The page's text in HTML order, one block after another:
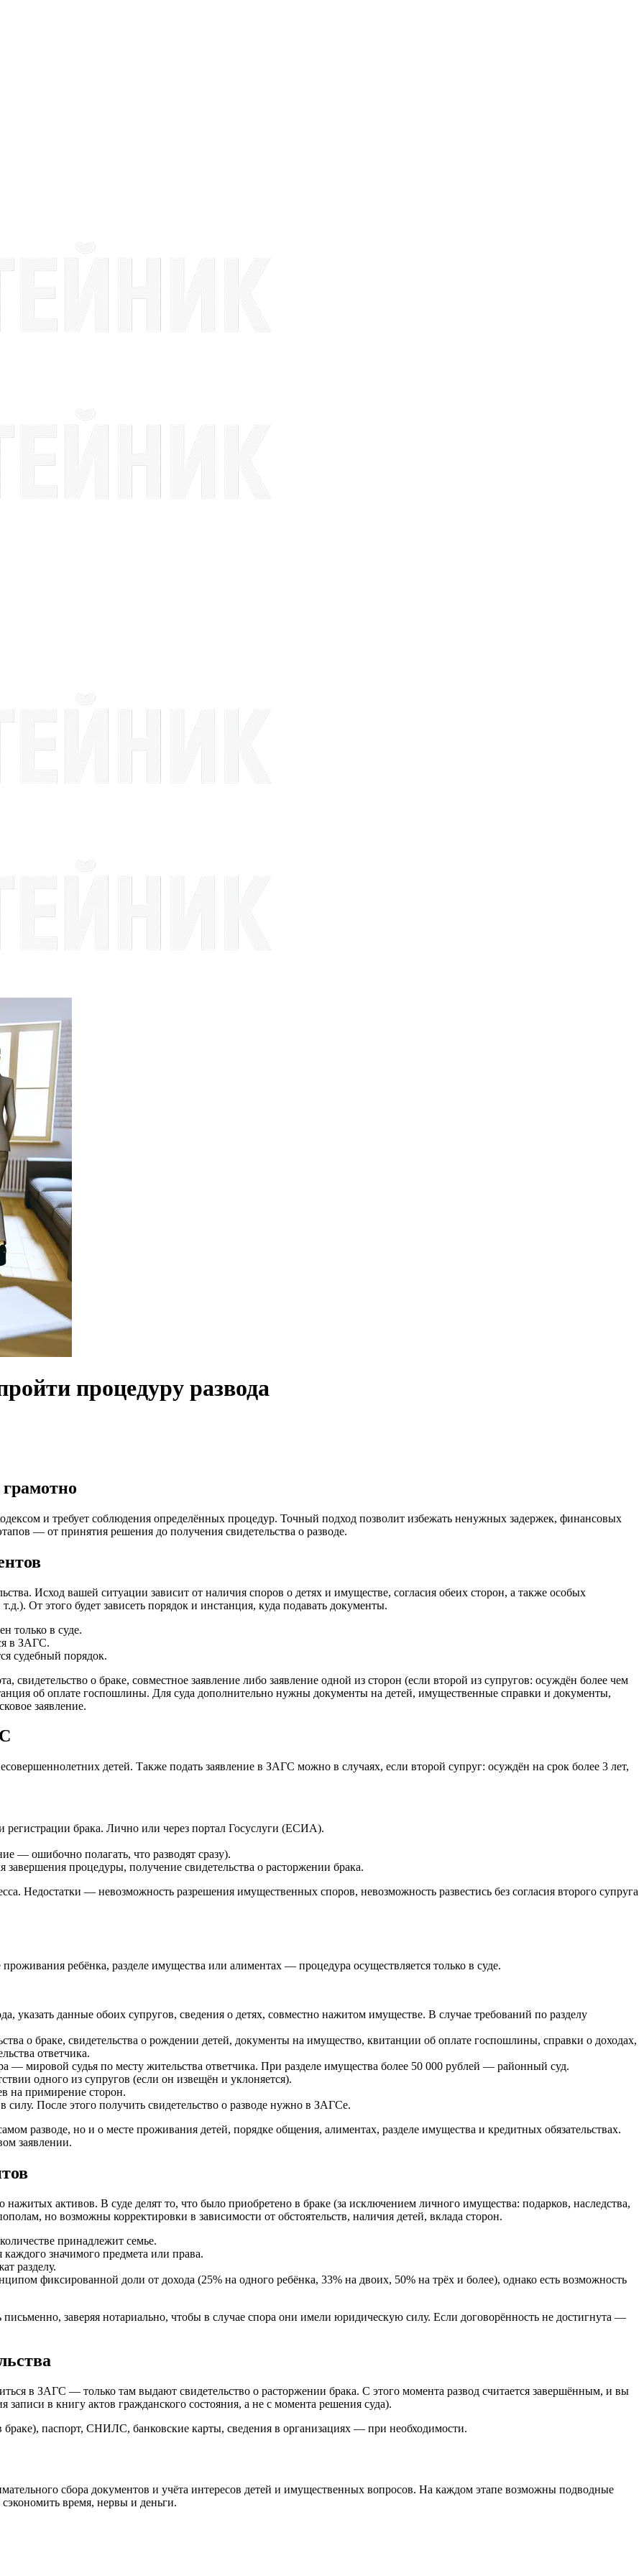
процедуру развода
и требует соблюдения определённых процедур. Точный подход позволит избежать ненужных задержек, финансовых
— от принятия решения до получения свидетельства о разводе.
Исход вашей ситуации зависит от наличия споров о детях и имуществе, согласия обеих сторон, а также особых
От этого будет зависеть порядок и инстанция, куда подавать документы.
только в суде.
в ЗАГС.
судебный порядок.
о браке, совместное заявление либо заявление одной из сторон (если второй из супругов: осуждён более чем
об оплате госпошлины. Для суда дополнительно нужны документы на детей, имущественные справки и документы,
заявление.
детей. Также подать заявление в ЗАГС можно в случаях, если второй супруг: осуждён на срок более 3 лет,
брака. Лично или через портал Госуслуги (ЕСИА).
— ошибочно полагать, что разводят сразу).
процедуры, получение свидетельства о расторжении брака.
Недостатки — невозможность разрешения имущественных споров, невозможность развестись без согласия второго супруга
ребёнка, разделе имущества или алиментах — процедура осуществляется только в суде.
указать данные обоих супругов, сведения о детях, совместно нажитом имуществе. В случае требований по разделу
о браке, свидетельства о рождении детей, документы на имущество, квитанции об оплате госпошлины, справки о доходах,
ответчика.
— мировой судья по месту жительства ответчика. При разделе имущества более 50 000 рублей — районный суд.
одного из супругов (если он извещён и уклоняется).
на примирение сторон.
силу. После этого получить свидетельство о разводе нужно в ЗАГСе.
разводе, но и о месте проживания детей, порядке общения, алиментах, разделе имущества и кредитных обязательствах.
заявлении.
активов. В суде делят то, что было приобретено в браке (за исключением личного имущества: подарков, наследства,
но возможны корректировки в зависимости от обстоятельств, наличия детей, вклада сторон.
принадлежит семье.
значимого предмета или права.
разделу.
фиксированной доли от дохода (25% на одного ребёнка, 33% на двоих, 50% на трёх и более), однако есть возможность
заверяя нотариально, чтобы в случае спора они имели юридическую силу. Если договорённость не достигнута —
в ЗАГС — только там выдают свидетельство о расторжении брака. С этого момента развод считается завершённым, и вы
в книгу актов гражданского состояния, а не с момента решения суда).
паспорт, СНИЛС, банковские карты, сведения в организациях — при необходимости.
сбора документов и учёта интересов детей и имущественных вопросов. На каждом этапе возможны подводные
время, нервы и деньги.